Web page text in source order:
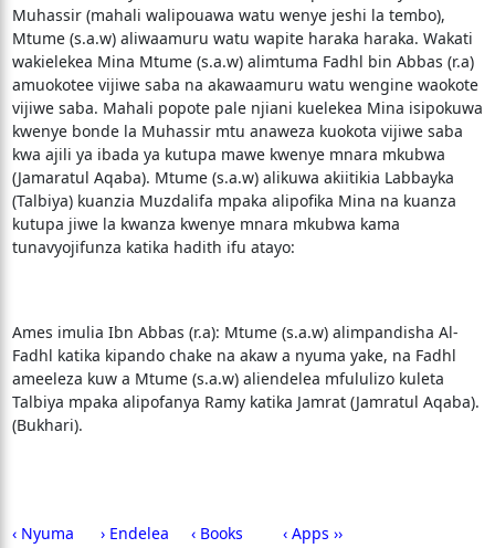
Muhassir (mahali walipouawa watu wenye jeshi la tembo),
Mtume (s.a.w) aliwaamuru watu wapite haraka haraka. Wakati
wakielekea Mina Mtume (s.a.w) alimtuma Fadhl bin Abbas (r.a)
amuokotee vijiwe saba na akawaamuru watu wengine waokote
vijiwe saba. Mahali popote pale njiani kuelekea Mina isipokuwa
kwenye bonde la Muhassir mtu anaweza kuokota vijiwe saba
kwa ajili ya ibada ya kutupa mawe kwenye mnara mkubwa
(Jamaratul Aqaba). Mtume (s.a.w) alikuwa akiitikia Labbayka
(Talbiya) kuanzia Muzdalifa mpaka alipofika Mina na kuanza
kutupa jiwe la kwanza kwenye mnara mkubwa kama
tunavyojifunza katika hadith ifu atayo:
Ames imulia Ibn Abbas (r.a): Mtume (s.a.w) alimpandisha Al-
Fadhl katika kipando chake na akaw a nyuma yake, na Fadhl
ameeleza kuw a Mtume (s.a.w) aliendelea mfululizo kuleta
Talbiya mpaka alipofanya Ramy katika Jamrat (Jamratul Aqaba).
(Bukhari).
‹ Nyuma › Endelea ‹ Books ‹ Apps ››